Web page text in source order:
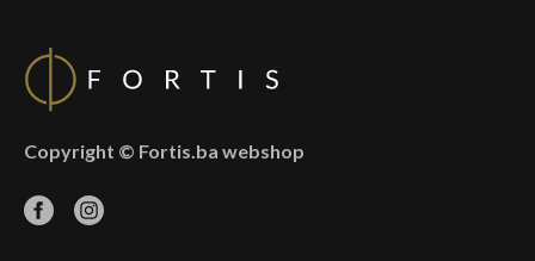
Copyright © Fortis.ba webshop